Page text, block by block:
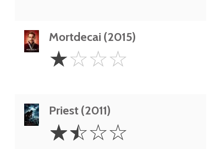
Mortdecai (2015)
Star
☆☆☆☆
Priest (2011)
1.5
Stars
☆☆☆☆